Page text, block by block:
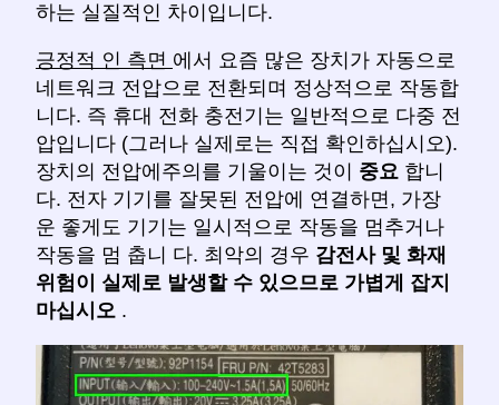
하는 실질적인 차이입니다.
긍정적 인 측면 에서 요즘 많은 장치가 자동으로
네트워크 전압으로 전환되며 정상적으로 작동합
니다. 즉 휴대 전화 충전기는 일반적으로 다중 전
압입니다 (그러나 실제로는 직접 확인하십시오).
장치의 전압에주의를 기울이는 것이 중요 합니
다. 전자 기기를 잘못된 전압에 연결하면, 가장
운 좋게도 기기는 일시적으로 작동을 멈추거나
작동을 멈 춥니 다. 최악의 경우 감전사 및 화재
위험이 실제로 발생할 수 있으므로 가볍게 잡지
마십시오 .